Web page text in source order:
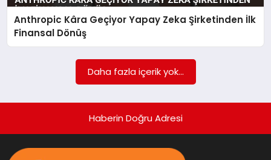
SPOR
Anthropic Kâra Geçiyor Yapay Zeka Şirketinden İlk
Finansal Dönüş
Daha fazla içerik yok...
Haberin Doğru Adresi